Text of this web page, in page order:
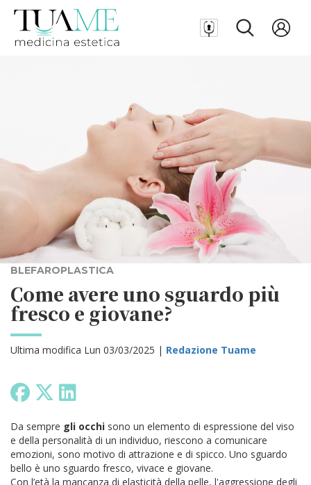
BLEFAROPLASTICA
Come avere uno sguardo più
fresco e giovane?
Ultima modifica Lun 03/03/2025 | Redazione Tuame
Da sempre gli occhi sono un elemento di espressione del viso
e della personalità di un individuo, riescono a comunicare
emozioni, sono motivo di attrazione e di spicco. Uno sguardo
bello è uno sguardo fresco, vivace e giovane.
Con l’età la mancanza di elasticità della pelle, l'aggressione degli